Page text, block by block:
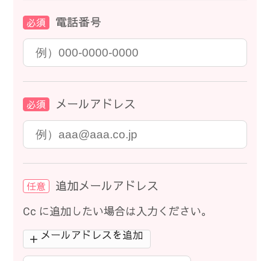
必須 電話番号
必須 メールアドレス
任意 追加メールアドレス
Cc に追加したい場合は入力ください。
メールアドレスを追加